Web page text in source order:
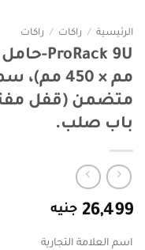
الرئيسية / راكات / راكات
باب صلب.
26,499 جنيه
اسم العلامة التجارية